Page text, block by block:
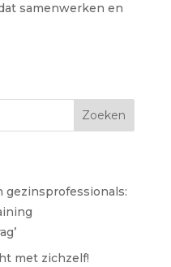
samenwerken en
gezinsprofessionals:
met zichzelf!